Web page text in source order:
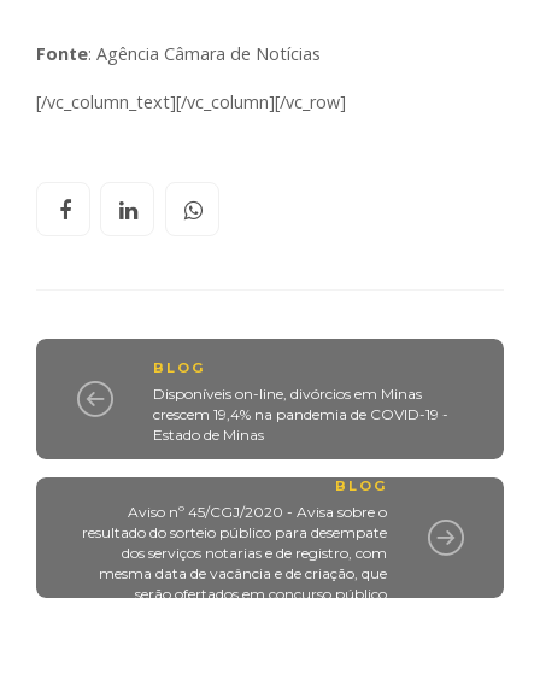
Fonte: Agência Câmara de Notícias
[/vc_column_text][/vc_column][/vc_row]
BLOG
Disponíveis on-line, divórcios em Minas
crescem 19,4% na pandemia de COVID-19 -
Estado de Minas
BLOG
Aviso nº 45/CGJ/2020 - Avisa sobre o
resultado do sorteio público para desempate
dos serviços notarias e de registro, com
mesma data de vacância e de criação, que
serão ofertados em concurso público